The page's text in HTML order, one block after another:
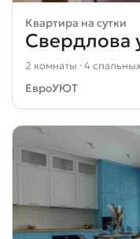
Квартира на сутки
Свердлова
2 комнаты · 4
ЕвроУЮТ